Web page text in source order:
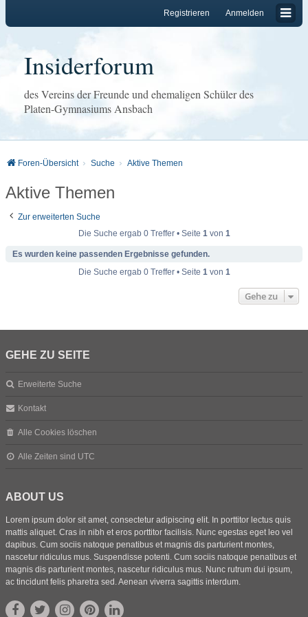
Anmelden
Registrieren
Insiderforum
des Vereins der Freunde und ehemaligen Schüler des
Platen-Gymnasiums Ansbach
Foren-Übersicht Suche Aktive Themen
Aktive Themen
Zur erweiterten Suche
Die Suche ergab 0 Treffer • Seite 1von 1
Es wurden keine passenden Ergebnisse gefunden.
Die Suche ergab 0 Treffer • Seite 1von 1
Gehe zu
GEHE ZU SEITE
Erweiterte Suche
Kontakt
Alle Cookies löschen
Alle Zeiten sind UTC
ABOUT US
Lorem ipsum dolor sit amet, consectetur adipiscing elit. In porttitor lectus quis
mattis aliquet. Cras in nibh et eros porttitor facilisis. Nunc egestas eget leo vel
dapibus. Cum sociis natoque penatibus et magnis dis parturient montes,
nascetur ridiculus mus. Suspendisse potenti. Cum sociis natoque penatibus et
magnis dis parturient montes, nascetur ridiculus mus. Nunc rutrum dui ipsum,
ac tincidunt felis pharetra sed. Aenean viverra sagittis interdum.